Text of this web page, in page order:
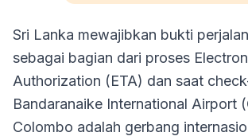
Sri Lanka mewajibkan bukti
sebagai bagian dari proses
Authorization (ETA) dan saat
Bandaranaike International Airport
Colombo adalah gerbang